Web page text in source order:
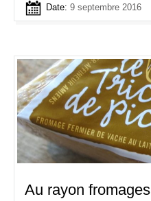
Date: 9 septembre 2016
Au rayon